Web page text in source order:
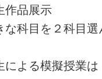
展示
科目を２科目選
擬授業は，